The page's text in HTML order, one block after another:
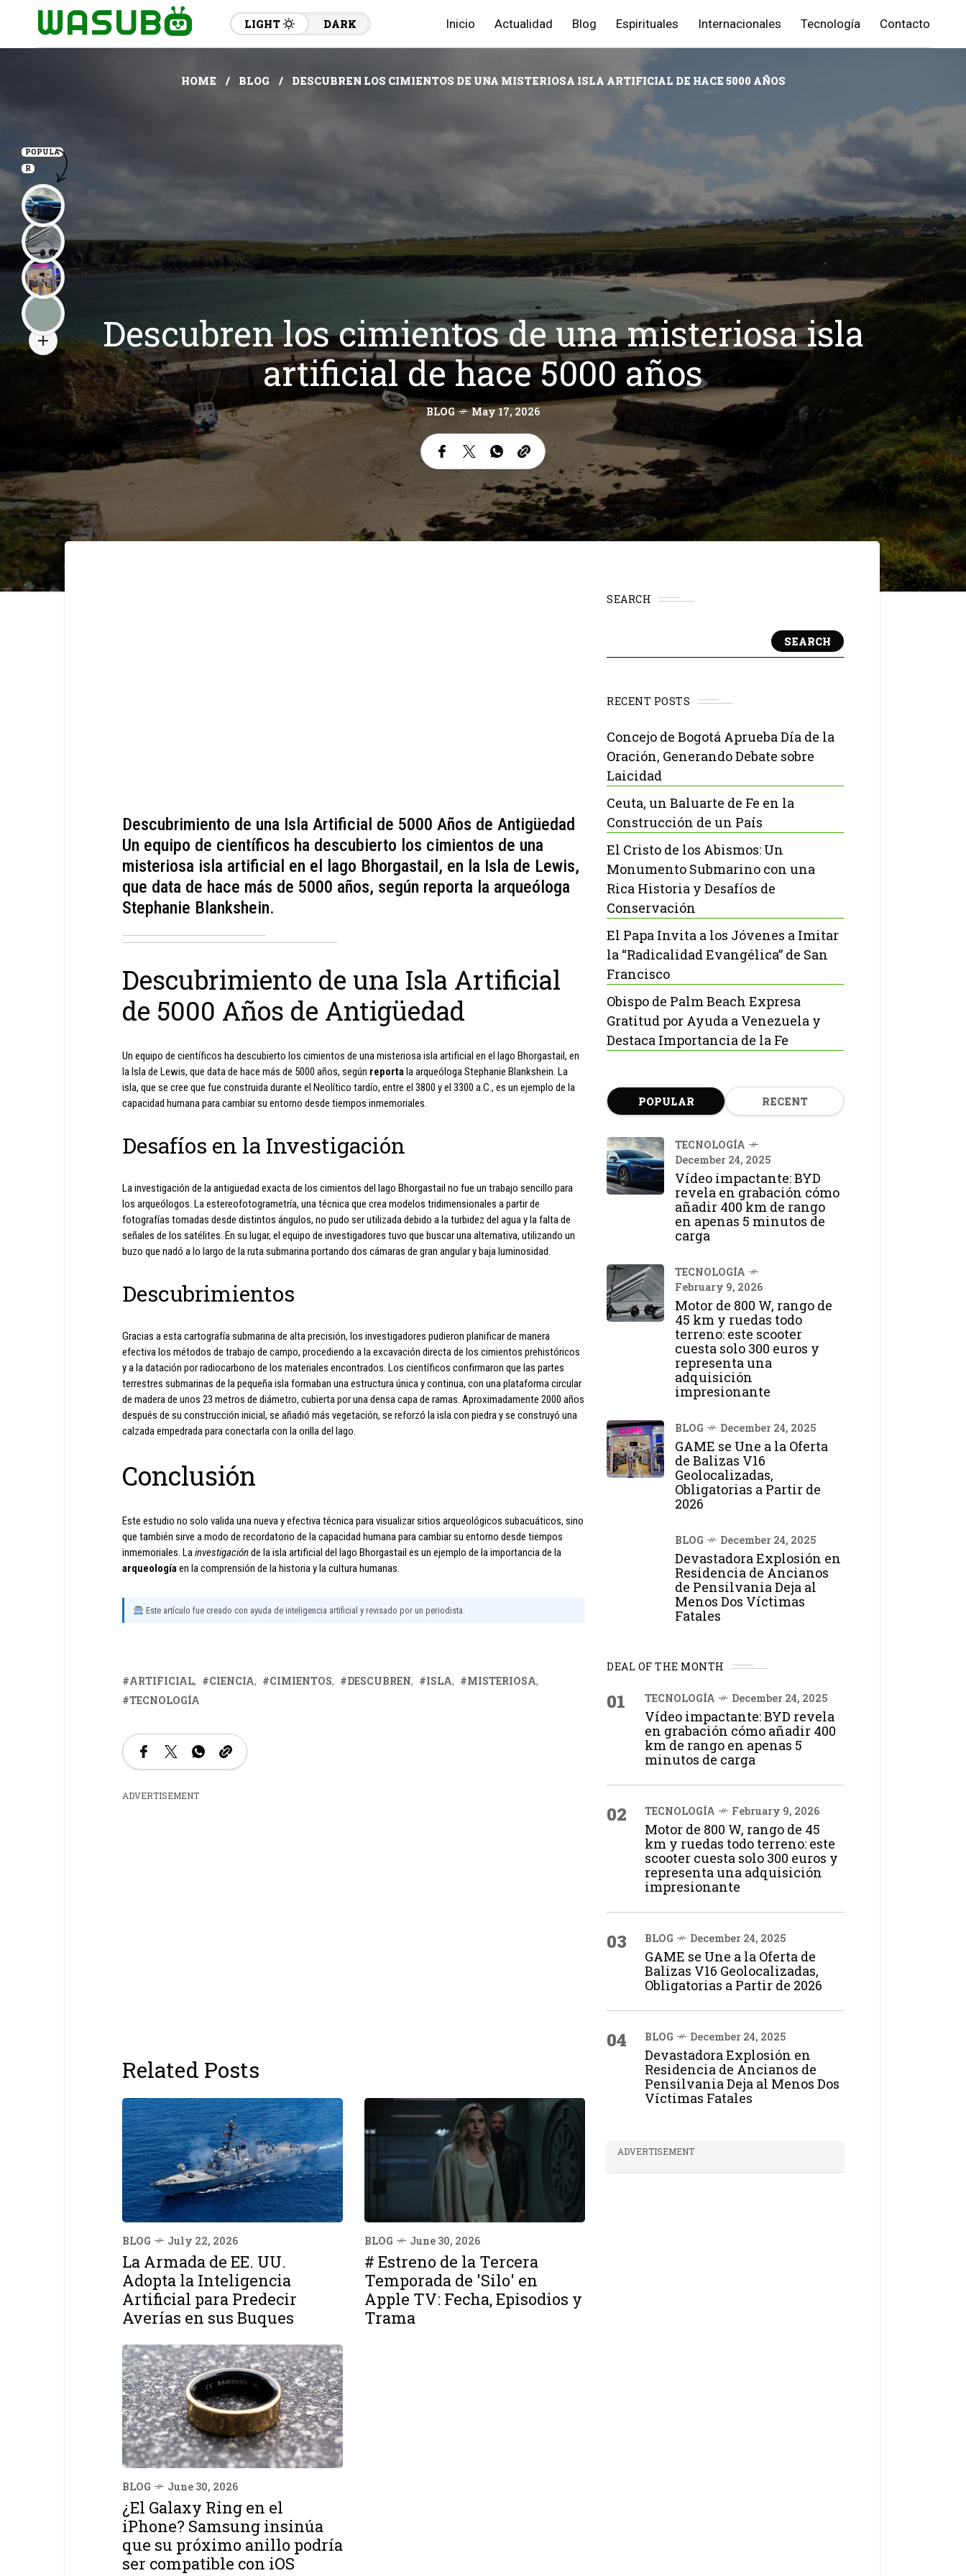
LIGHT DARK Inicio Actualidad Blog Espirituales Internacionales Tecnología Contacto
HOME BLOG DESCUBREN LOS CIMIENTOS DE UNA MISTERIOSA ISLA ARTIFICIAL DE HACE 5000 AÑOS
Descubren los cimientos de una misteriosa isla
artificial de hace 5000 años
BLOG May 17, 2026
Descubrimiento de una Isla Artificial de 5000 Años de Antigüedad
Un equipo de científicos ha descubierto los cimientos de una
misteriosa isla artificial en el lago Bhorgastail, en la Isla de Lewis,
que data de hace más de 5000 años, según reporta la arqueóloga
Stephanie Blankshein.
Descubrimiento de una Isla Artificial
de 5000 Años de Antigüedad
Un equipo de científicos ha descubierto los cimientos de una misteriosa isla artificial en el lago Bhorgastail, en
la Isla de Lewis, que data de hace más de 5000 años, según reportala arqueóloga Stephanie Blankshein. La
isla, que se cree que fue construida durante el Neolítico tardío, entre el 3800 y el 3300 a.C., es un ejemplo de la
capacidad humana para cambiar su entorno desde tiempos inmemoriales.
Desafíos en la Investigación
La investigación de la antigüedad exacta de los cimientos del lago Bhorgastail no fue un trabajo sencillo para
los arqueólogos. La estereofotogrametría, una técnica que crea modelos tridimensionales a partir de
fotografías tomadas desde distintos ángulos, no pudo ser utilizada debido a la turbidez del agua y la falta de
señales de los satélites. En su lugar, el equipo de investigadores tuvo que buscar una alternativa, utilizando un
buzo que nadó a lo largo de la ruta submarina portando dos cámaras de gran angular y baja luminosidad.
Descubrimientos
Gracias a esta cartografía submarina de alta precisión, los investigadores pudieron planificar de manera
efectiva los métodos de trabajo de campo, procediendo a la excavación directa de los cimientos prehistóricos
y a la datación por radiocarbono de los materiales encontrados. Los científicos confirmaron que las partes
terrestres submarinas de la pequeña isla formaban una estructura única y continua, con una plataforma circular
de madera de unos 23 metros de diámetro, cubierta por una densa capa de ramas. Aproximadamente 2000 años
después de su construcción inicial, se añadió más vegetación, se reforzó la isla con piedra y se construyó una
calzada empedrada para conectarla con la orilla del lago.
Conclusión
Este estudio no solo valida una nueva y efectiva técnica para visualizar sitios arqueológicos subacuáticos, sino
que también sirve a modo de recordatorio de la capacidad humana para cambiar su entorno desde tiempos
inmemoriales. Lainvestigaciónde la isla artificial del lago Bhorgastail es un ejemplo de la importancia de la
arqueologíaen la comprensión de la historia y la cultura humanas.
Este artículo fue creado con ayuda de inteligencia artificial y revisado por un periodista.
ARTIFICIAL CIENCIA CIMIENTOS DESCUBREN ISLA
MISTERIOSA
TECNOLOGÍA
ADVERTISEMENT
Related Posts
BLOG July 22, 2026
La Armada de EE. UU.
Adopta la Inteligencia
Artificial para Predecir
Averías en sus Buques
BLOG June 30, 2026
# Estreno de la Tercera
Temporada de 'Silo' en
Apple TV: Fecha, Episodios y
Trama
BLOG June 30, 2026
¿El Galaxy Ring en el
iPhone? Samsung insinúa
que su próximo anillo podría
ser compatible con iOS
SEARCH
SEARCH
RECENT POSTS
Concejo de Bogotá Aprueba Día de la
Oración, Generando Debate sobre
Laicidad
Ceuta, un Baluarte de Fe en la
Construcción de un País
El Cristo de los Abismos: Un
Monumento Submarino con una
Rica Historia y Desafíos de
Conservación
El Papa Invita a los Jóvenes a Imitar
la “Radicalidad Evangélica” de San
Francisco
Obispo de Palm Beach Expresa
Gratitud por Ayuda a Venezuela y
Destaca Importancia de la Fe
POPULAR RECENT
TECNOLOGÍA
December 24, 2025
Vídeo impactante: BYD
revela en grabación cómo
añadir 400 km de rango
en apenas 5 minutos de
carga
TECNOLOGÍA
February 9, 2026
Motor de 800 W, rango de
45 km y ruedas todo
terreno: este scooter
cuesta solo 300 euros y
representa una
adquisición
impresionante
BLOG December 24, 2025
GAME se Une a la Oferta
de Balizas V16
Geolocalizadas,
Obligatorias a Partir de
2026
BLOG December 24, 2025
Devastadora Explosión en
Residencia de Ancianos
de Pensilvania Deja al
Menos Dos Víctimas
Fatales
DEAL OF THE MONTH
01 TECNOLOGÍA December 24, 2025
Vídeo impactante: BYD revela
en grabación cómo añadir 400
km de rango en apenas 5
minutos de carga
02 TECNOLOGÍA February 9, 2026
Motor de 800 W, rango de 45
km y ruedas todo terreno: este
scooter cuesta solo 300 euros y
representa una adquisición
impresionante
03 BLOG December 24, 2025
GAME se Une a la Oferta de
Balizas V16 Geolocalizadas,
Obligatorias a Partir de 2026
04 BLOG December 24, 2025
Devastadora Explosión en
Residencia de Ancianos de
Pensilvania Deja al Menos Dos
Víctimas Fatales
ADVERTISEMENT
POPULA
R